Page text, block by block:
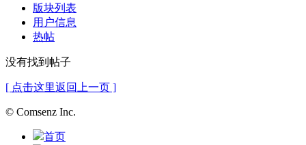
版块列表
用户信息
热帖
没有找到帖子
[ 点击这里返回上一页 ]
© Comsenz Inc.
首页